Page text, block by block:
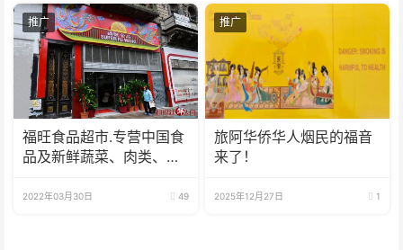
推广
福旺食品超市.专营中国食
品及新鲜蔬菜、肉类、
2022年03月30日 49
推广
旅阿华侨华人烟民的福音
来了！
2025年12月27日 1